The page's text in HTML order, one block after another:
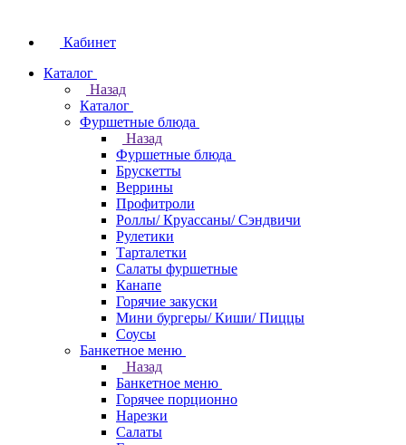
Кабинет
Каталог
Назад
Каталог
Фуршетные блюда
Назад
Фуршетные блюда
Брускетты
Веррины
Профитроли
Роллы/ Круассаны/ Сэндвичи
Рулетики
Тарталетки
Салаты фуршетные
Канапе
Горячие закуски
Мини бургеры/ Киши/ Пиццы
Соусы
Банкетное меню
Назад
Банкетное меню
Горячее порционно
Нарезки
Салаты